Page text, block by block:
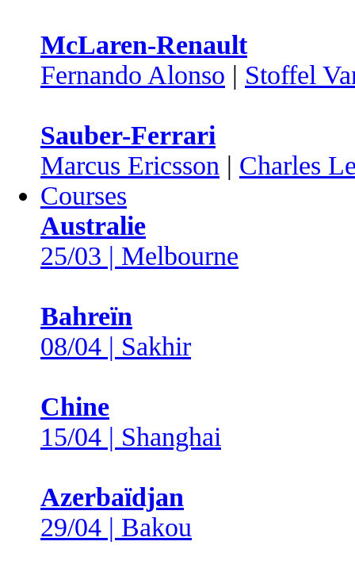
McLaren-Renault
Fernando Alonso | Stoffel
Sauber-Ferrari
Marcus Ericsson | Charles
Courses
Australie
25/03 | Melbourne
Bahreïn
08/04 | Sakhir
Chine
15/04 | Shanghai
Azerbaïdjan
29/04 | Bakou